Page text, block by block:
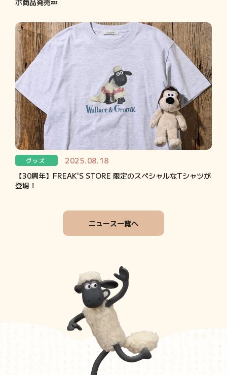
グッズ
2025.08.18
【30周年】FREAK'S STORE 限定のスペシャルなTシャツが
登場！
ニュース一覧へ